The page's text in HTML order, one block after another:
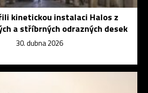
kinetickou instalaci Halos z
a stříbrných odrazných desek
30. dubna 2026